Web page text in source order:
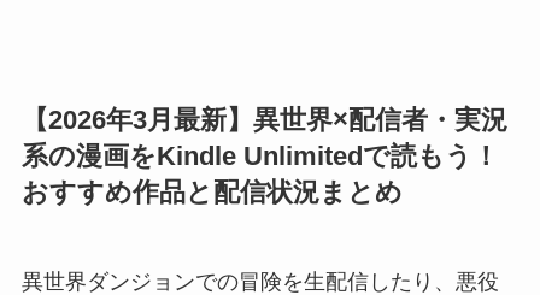
【2026年3月最新】異世界×配信者・実況
系の漫画をKindle Unlimitedで読もう！
おすすめ作品と配信状況まとめ
異世界ダンジョンでの冒険を生配信したり、悪役